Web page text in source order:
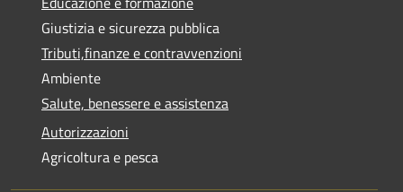
Giustizia e sicurezza pubblica
Tributi,finanze e contravvenzioni
Ambiente
Salute, benessere e assistenza
Autorizzazioni
Agricoltura e pesca